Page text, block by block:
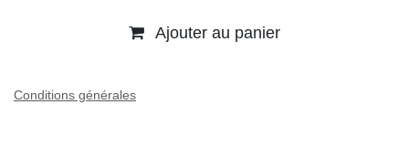
Ajouter au panier
Conditions générales